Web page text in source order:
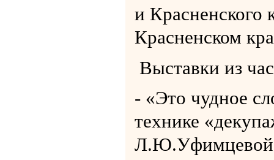
и Красненского
Красненском
Выставки из
- «Это чудное
технике
Л.Ю.Уфимцевой